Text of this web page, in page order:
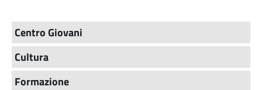
Centro Giovani
Cultura
Formazione